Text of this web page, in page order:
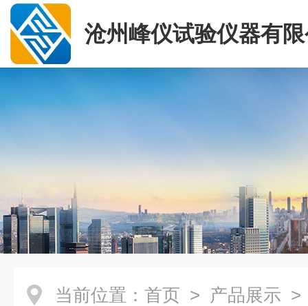
沧州峰仪试验仪器有
当前位置： 首页 > 产品展示